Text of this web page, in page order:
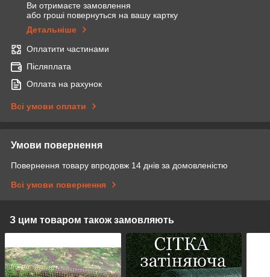
Ви отримаєте замовлення
або гроші повернуться на вашу картку
Детальніше
Оплатити частинами
Післяплата
Оплата на рахунок
Всі умови оплати
Умови повернення
Повернення товару впродовж 14 днів за домовленістю
Всі умови повернення
З цим товаром також замовляють